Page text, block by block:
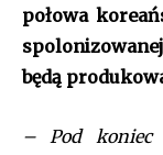
połowa
będą
– Pod koniec